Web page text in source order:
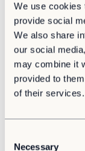
We use cookies
provide social
We also share
our social
may combine it
provided to
of their services.
Necessary
erfüllen die
Bauten mit
Eine
und
oder
geprüft